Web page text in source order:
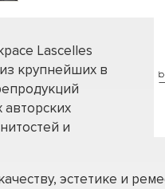
Lascelles
крупнейших в
авторских
и
эстетике и